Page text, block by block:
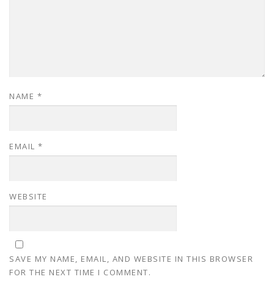
NAME *
EMAIL *
WEBSITE
SAVE MY NAME, EMAIL, AND WEBSITE IN THIS BROWSER
FOR THE NEXT TIME I COMMENT.